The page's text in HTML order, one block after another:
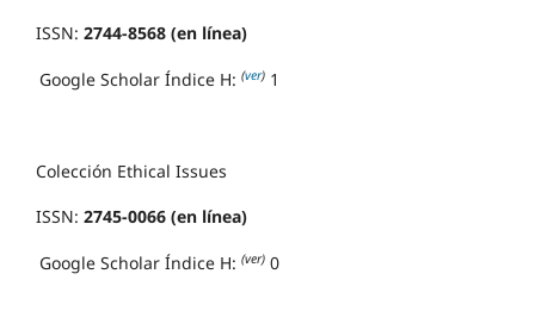
ISSN: 2744-8568 (en línea)
Google Scholar Índice H: (ver) 1
Colección Ethical Issues
ISSN: 2745-0066 (en línea)
Google Scholar Índice H: (ver) 0